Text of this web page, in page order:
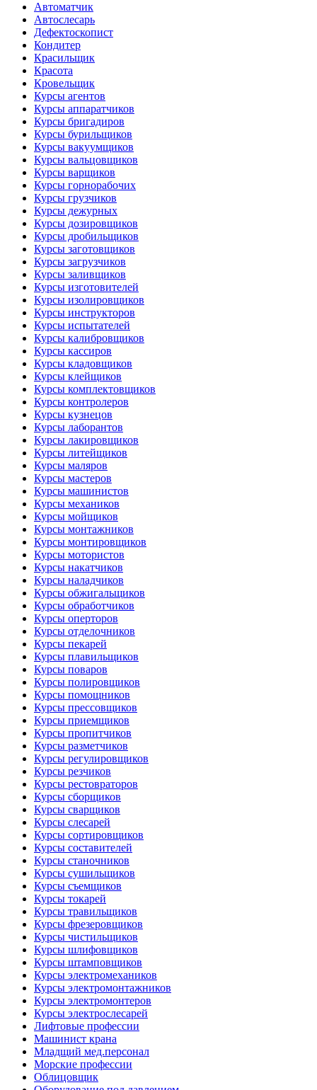
Автоматчик
Автослесарь
Дефектоскопист
Кондитер
Красильщик
Красота
Кровельщик
Курсы агентов
Курсы аппаратчиков
Курсы бригадиров
Курсы бурильщиков
Курсы вакуумщиков
Курсы вальцовщиков
Курсы варщиков
Курсы горнорабочих
Курсы грузчиков
Курсы дежурных
Курсы дозировщиков
Курсы дробильщиков
Курсы заготовщиков
Курсы загрузчиков
Курсы заливщиков
Курсы изготовителей
Курсы изолировщиков
Курсы инструкторов
Курсы испытателей
Курсы калибровщиков
Курсы кассиров
Курсы кладовщиков
Курсы клейщиков
Курсы комплектовщиков
Курсы контролеров
Курсы кузнецов
Курсы лаборантов
Курсы лакировщиков
Курсы литейщиков
Курсы маляров
Курсы мастеров
Курсы машинистов
Курсы механиков
Курсы мойщиков
Курсы монтажников
Курсы монтировщиков
Курсы мотористов
Курсы накатчиков
Курсы наладчиков
Курсы обжигальщиков
Курсы обработчиков
Курсы оперторов
Курсы отделочников
Курсы пекарей
Курсы плавильщиков
Курсы поваров
Курсы полировщиков
Курсы помощников
Курсы прессовщиков
Курсы приемщиков
Курсы пропитчиков
Курсы разметчиков
Курсы регулировщиков
Курсы резчиков
Курсы рестовраторов
Курсы сборщиков
Курсы сварщиков
Курсы слесарей
Курсы сортировщиков
Курсы составителей
Курсы станочников
Курсы сушильщиков
Курсы съемщиков
Курсы токарей
Курсы травильщиков
Курсы фрезеровщиков
Курсы чистильщиков
Курсы шлифовщиков
Курсы штамповщиков
Курсы электромехаников
Курсы электромонтажников
Курсы электромонтеров
Курсы электрослесарей
Лифтовые профессии
Машинист крана
Младщий мед.персонал
Морские профессии
Облицовщик